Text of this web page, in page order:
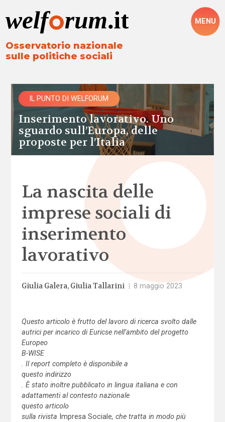
Osservatorio nazionale
sulle politiche sociali
MENU
IL PUNTO DI WELFORUM
Inserimento lavorativo. Uno
sguardo sull’Europa, delle
proposte per l’Italia
La nascita delle
imprese sociali di
inserimento
lavorativo
Giulia Galera Giulia Tallarini 8 maggio 2023
Questo articolo è frutto del lavoro di ricerca svolto dalle
autrici per incarico di Euricse nell’ambito del progetto
Europeo
B-WISE
. Il report completo è disponibile a
questo indirizzo
. È stato inoltre pubblicato in lingua italiana e con
adattamenti al contesto nazionale
questo articolo
sulla rivista Impresa Sociale, che tratta in modo più